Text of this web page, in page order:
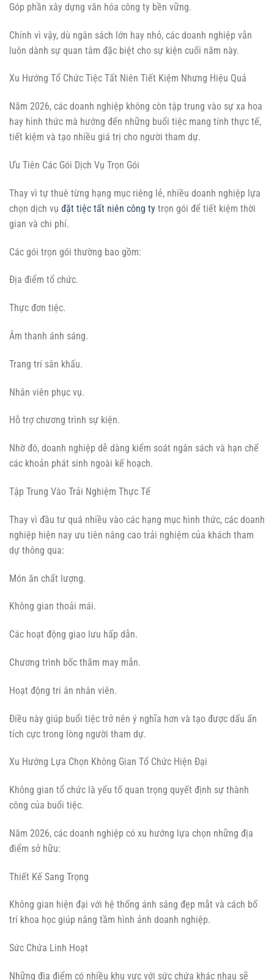
Góp phần xây dựng văn hóa công ty bền vững.
Chính vì vậy, dù ngân sách lớn hay nhỏ, các doanh nghiệp vẫn
luôn dành sự quan tâm đặc biệt cho sự kiện cuối năm này.
Xu Hướng Tổ Chức Tiệc Tất Niên Tiết Kiệm Nhưng Hiệu Quả
Năm 2026, các doanh nghiệp không còn tập trung vào sự xa hoa
hay hình thức mà hướng đến những buổi tiệc mang tính thực tế,
tiết kiệm và tạo nhiều giá trị cho người tham dự.
Ưu Tiên Các Gói Dịch Vụ Trọn Gói
Thay vì tự thuê từng hạng mục riêng lẻ, nhiều doanh nghiệp lựa
chọn dịch vụ đặt tiệc tất niên công ty trọn gói để tiết kiệm thời
gian và chi phí.
Các gói trọn gói thường bao gồm:
Địa điểm tổ chức.
Thực đơn tiệc.
Âm thanh ánh sáng.
Trang trí sân khấu.
Nhân viên phục vụ.
Hỗ trợ chương trình sự kiện.
Nhờ đó, doanh nghiệp dễ dàng kiểm soát ngân sách và hạn chế
các khoản phát sinh ngoài kế hoạch.
Tập Trung Vào Trải Nghiệm Thực Tế
Thay vì đầu tư quá nhiều vào các hạng mục hình thức, các doanh
nghiệp hiện nay ưu tiên nâng cao trải nghiệm của khách tham
dự thông qua:
Món ăn chất lượng.
Không gian thoải mái.
Các hoạt động giao lưu hấp dẫn.
Chương trình bốc thăm may mắn.
Hoạt động tri ân nhân viên.
Điều này giúp buổi tiệc trở nên ý nghĩa hơn và tạo được dấu ấn
tích cực trong lòng người tham dự.
Xu Hướng Lựa Chọn Không Gian Tổ Chức Hiện Đại
Không gian tổ chức là yếu tố quan trọng quyết định sự thành
công của buổi tiệc.
Năm 2026, các doanh nghiệp có xu hướng lựa chọn những địa
điểm sở hữu:
Thiết Kế Sang Trọng
Không gian hiện đại với hệ thống ánh sáng đẹp mắt và cách bố
trí khoa học giúp nâng tầm hình ảnh doanh nghiệp.
Sức Chứa Linh Hoạt
Những địa điểm có nhiều khu vực với sức chứa khác nhau sẽ